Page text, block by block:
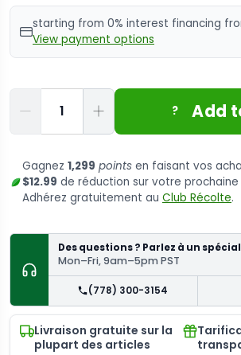
starting from 0% interest financing
View payment options
? Add
Gagnez 1,299 points en faisant vos
$12.99 de réduction sur votre
Adhérez gratuitement au Club Récolte.
Des questions ? Parlez à un
Mon–Fri, 9am–5pm PST
(778) 300-3154
Livraison gratuite sur la
plupart des articles